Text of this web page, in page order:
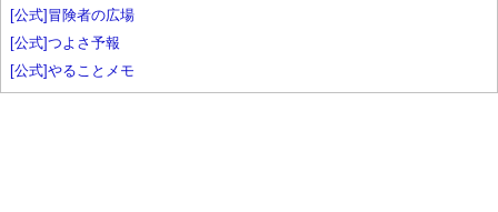
[公式]冒険者の広場
[公式]つよさ予報
[公式]やることメモ